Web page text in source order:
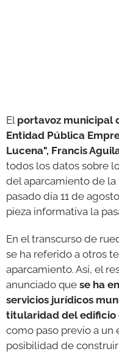
El portavoz municipal
Entidad Pública
Lucena", Francis
todos los datos sobre
del aparcamiento de la
pasado día 11 de
pieza informativa la
En el transcurso de
se ha referido a otros
aparcamiento. Así, el
anunciado que se ha
servicios jurídicos
titularidad del edificio
como paso previo a
posibilidad de